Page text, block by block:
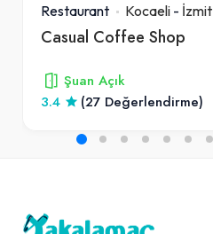
Restaurant Kocaeli - İzmit
Casual Coffee Shop
Şuan Açık
3.4
(27 Değerlendirme)